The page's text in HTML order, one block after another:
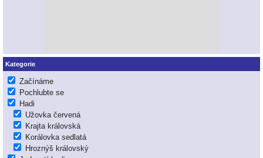
Kategorie
Začínáme
Pochlubte se
Hadi
Užovka červená
Krajta královská
Korálovka sedlatá
Hroznýš královský